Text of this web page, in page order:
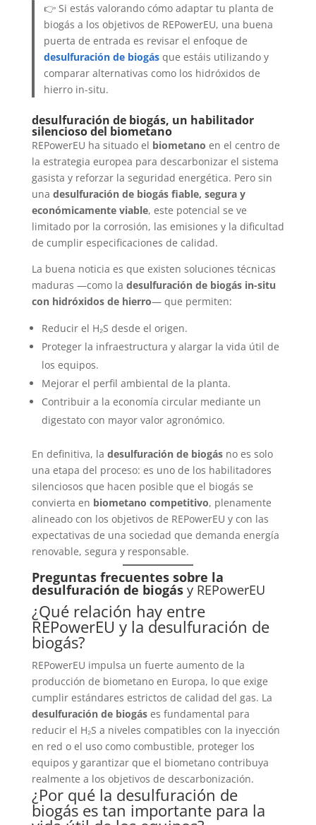
👉 Si estás valorando cómo adaptar tu planta de
biogás a los objetivos de REPowerEU, una buena
puerta de entrada es revisar el enfoque de
desulfuración de biogás que estáis utilizando y
comparar alternativas como los hidróxidos de
hierro in-situ.
desulfuración de biogás, un habilitador
silencioso del biometano
REPowerEU ha situado el biometano en el centro de
la estrategia europea para descarbonizar el sistema
gasista y reforzar la seguridad energética. Pero sin
una desulfuración de biogás fiable, segura y
económicamente viable, este potencial se ve
limitado por la corrosión, las emisiones y la dificultad
de cumplir especificaciones de calidad.
La buena noticia es que existen soluciones técnicas
maduras —como la desulfuración de biogás in-situ
con hidróxidos de hierro— que permiten:
Reducir el H₂S desde el origen.
Proteger la infraestructura y alargar la vida útil de
los equipos.
Mejorar el perfil ambiental de la planta.
Contribuir a la economía circular mediante un
digestato con mayor valor agronómico.
En definitiva, la desulfuración de biogásno es solo
una etapa del proceso: es uno de los habilitadores
silenciosos que hacen posible que el biogás se
convierta en biometano competitivo, plenamente
alineado con los objetivos de REPowerEU y con las
expectativas de una sociedad que demanda energía
renovable, segura y responsable.
Preguntas frecuentes sobre la
desulfuración de biogásy REPowerEU
¿Qué relación hay entre
REPowerEU y la desulfuración de
biogás?
REPowerEU impulsa un fuerte aumento de la
producción de biometano en Europa, lo que exige
cumplir estándares estrictos de calidad del gas. La
desulfuración de biogáses fundamental para
reducir el H₂S a niveles compatibles con la inyección
en red o el uso como combustible, proteger los
equipos y garantizar que el biometano contribuya
realmente a los objetivos de descarbonización.
¿Por qué la desulfuración de
biogás es tan importante para la